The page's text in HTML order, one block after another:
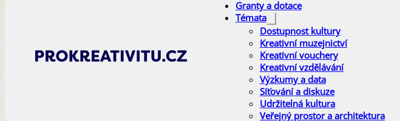
Granty a dotace
Témata
Dostupnost kultury
Kreativní muzejnictví
Kreativní vouchery
Kreativní vzdělávání
Výzkumy a data
Síťování a diskuze
Udržitelná kultura
Veřejný prostor a architektura